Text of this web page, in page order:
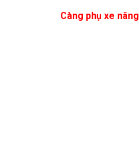
Càng phụ xe nâng